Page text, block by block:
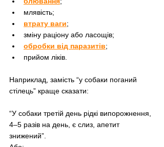
млявість;
втрату ваги;
зміну раціону або ласощів;
обробки від паразитів;
прийом ліків.
Наприклад, замість “у собаки поганий
стілець” краще сказати:
“У собаки третій день рідкі випорожнення,
4–5 разів на день, є слиз, апетит
знижений”.